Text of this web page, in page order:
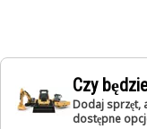
Czy
Dodaj sprzęt,
dostępne